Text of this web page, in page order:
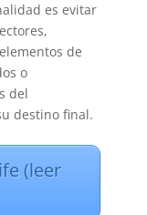
es evitar
de
o
del
destino final.
(leer